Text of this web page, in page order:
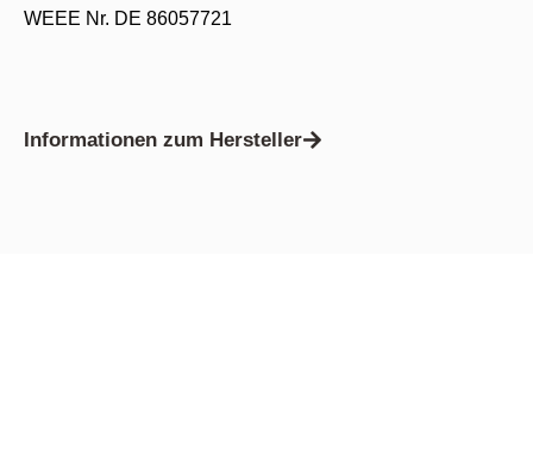
WEEE Nr. DE 86057721
Informationen zum Hersteller